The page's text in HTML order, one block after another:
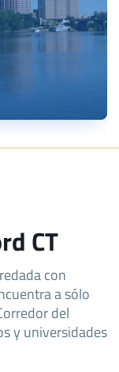
CT
con
a sólo
del
y universidades